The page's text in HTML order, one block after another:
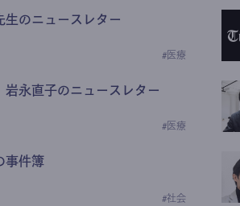
生のニュースレター
# 医療
岩永直子のニュースレター
# 医療
事件簿
#社会